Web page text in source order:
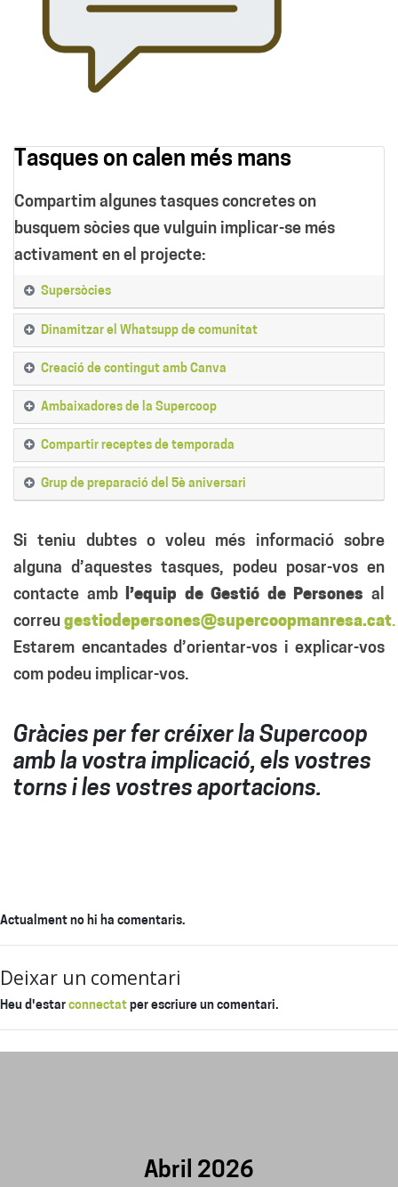
Tasques on calen més mans
Compartim algunes tasques concretes on
busquem sòcies que vulguin implicar-se més
activament en el projecte:
Supersòcies
Dinamitzar el Whatsupp de comunitat
Creació de contingut amb Canva
Ambaixadores de la Supercoop
Compartir receptes de temporada
Grup de preparació del 5è aniversari
Si teniu dubtes o voleu més informació sobre
alguna d’aquestes tasques, podeu posar-vos en
contacte ambl’equip de Gestió de Persones al
correu gestiodepersones@supercoopmanresa.cat.
Estarem encantades d’orientar-vos i explicar-vos
com podeu implicar-vos.
Gràcies per fer créixer la Supercoop
amb la vostra implicació, els vostres
torns i les vostres aportacions.
Actualment no hi ha comentaris.
Deixar un comentari
Heu d'estar connectat per escriure un comentari.
Abril 2026